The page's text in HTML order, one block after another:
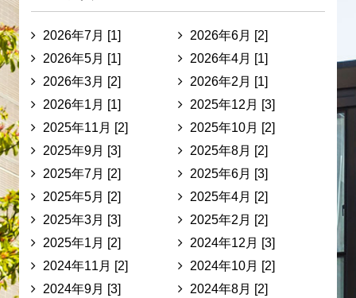
2026年7月 [1]
2026年6月 [2]
2026年5月 [1]
2026年4月 [1]
2026年3月 [2]
2026年2月 [1]
2026年1月 [1]
2025年12月 [3]
2025年11月 [2]
2025年10月 [2]
2025年9月 [3]
2025年8月 [2]
2025年7月 [2]
2025年6月 [3]
2025年5月 [2]
2025年4月 [2]
2025年3月 [3]
2025年2月 [2]
2025年1月 [2]
2024年12月 [3]
2024年11月 [2]
2024年10月 [2]
2024年9月 [3]
2024年8月 [2]